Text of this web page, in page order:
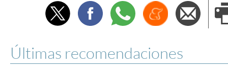
TwitterFacebookWhatsappMenéame
Últimas recomendaciones